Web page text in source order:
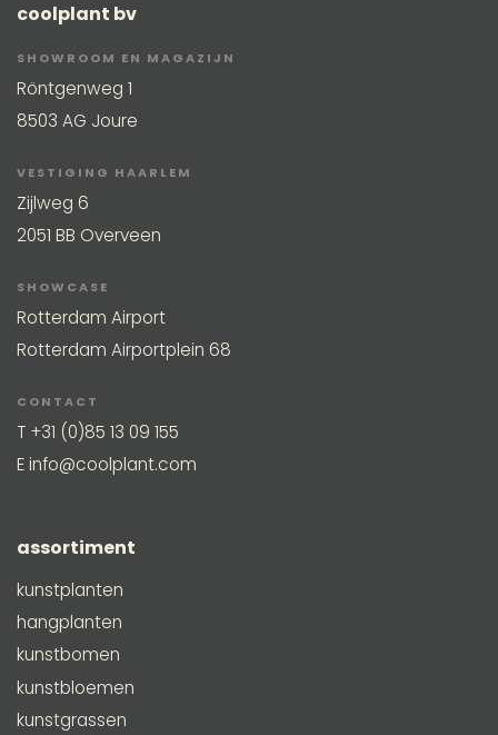
coolplant bv
SHOWROOM EN MAGAZIJN
Röntgenweg 1
8503 AG Joure
VESTIGING HAARLEM
Zijlweg 6
2051 BB Overveen
SHOWCASE
Rotterdam Airport
Rotterdam Airportplein 68
CONTACT
T +31 (0)85 13 09 155
Einfo@coolplant.com
assortiment
kunstplanten
hangplanten
kunstbomen
kunstbloemen
kunstgrassen